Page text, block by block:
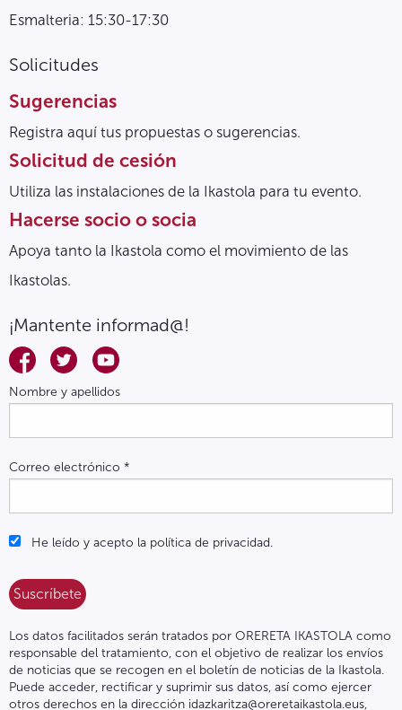
Esmalteria: 15:30-17:30
Solicitudes
Sugerencias
Registra aquí tus propuestas o sugerencias.
Solicitud de cesión
Utiliza las instalaciones de la Ikastola para tu evento.
Hacerse socio o socia
Apoya tanto la Ikastola como el movimiento de las
Ikastolas.
¡Mantente informad@!
Nombre y apellidos
Correo electrónico *
He leído y acepto la política de privacidad.
Los datos facilitados serán tratados por ORERETA IKASTOLA como
responsable del tratamiento, con el objetivo de realizar los envíos
de noticias que se recogen en el boletín de noticias de la Ikastola.
Puede acceder, rectificar y suprimir sus datos, así como ejercer
otros derechos en la dirección idazkaritza@oreretaikastola.eus,